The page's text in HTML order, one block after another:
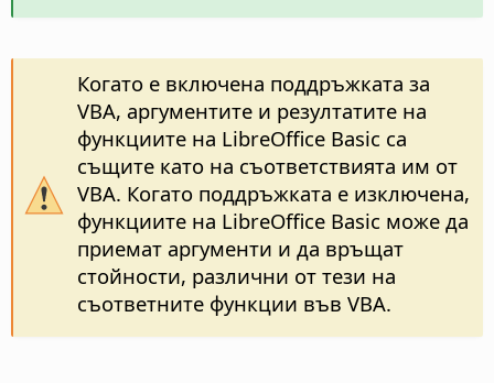
Когато е включена поддръжката за
VBA, аргументите и резултатите на
функциите на LibreOffice Basic са
същите като на съответствията им от
VBA. Когато поддръжката е изключена,
функциите на LibreOffice Basic може да
приемат аргументи и да връщат
стойности, различни от тези на
съответните функции във VBA.